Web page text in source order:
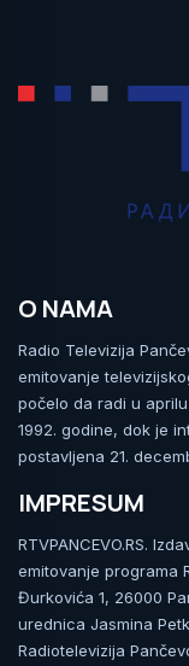
O NAMA
Radio Televizija
emitovanje
počelo da radi u
1992. godine, dok je
postavljena 21.
IMPRESUM
RTVPANCEVO.RS.
emitovanje programa
Đurkovića 1, 26000
urednica Jasmina
Radiotelevizija